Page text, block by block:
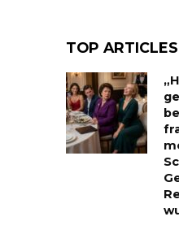
TOP ARTICLES